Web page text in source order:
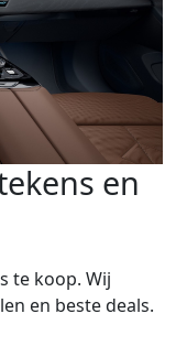
en
te koop. Wij
en beste deals.